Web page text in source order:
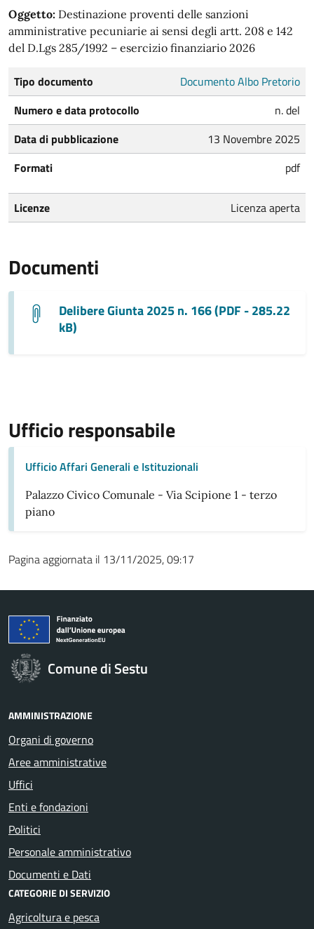
Oggetto: Destinazione proventi delle sanzioni
amministrative pecuniarie ai sensi degli artt. 208 e 142
del D.Lgs 285/1992 – esercizio finanziario 2026
Tipo documento
Documento Albo Pretorio
Numero e data protocollo
n. del
Data di pubblicazione
13 Novembre 2025
Formati
pdf
Licenze Licenza aperta
Documenti
Delibere Giunta 2025 n. 166 (PDF - 285.22
kB)
Ufficio responsabile
Ufficio Affari Generali e Istituzionali
Palazzo Civico Comunale - Via Scipione 1 - terzo
piano
Pagina aggiornata il 13/11/2025, 09:17
Comune di Sestu
AMMINISTRAZIONE
Organi di governo
Aree amministrative
Uffici
Enti e fondazioni
Politici
Personale amministrativo
Documenti e Dati
CATEGORIE DI SERVIZIO
Agricoltura e pesca